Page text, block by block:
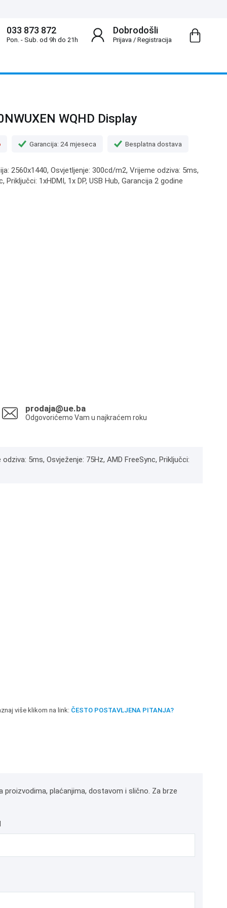
Dobrodošli
Prijava/ Registracija
033 873 872
Pon. - Sub. od 9h do 21h
WQHD Display
Garancija: 24 mjeseca Besplatna dostava
2560x1440, Osvjetljenje: 300cd/m2, Vrijeme odziva: 5ms,
Priključci: 1xHDMI, 1x DP, USB Hub, Garancija 2 godine
prodaja@ue.ba
Odgovorićemo Vam u najkraćem roku
5ms, Osvježenje: 75Hz, AMD FreeSync, Priključci:
više klikom na link: ČESTO POSTAVLJENA PITANJA?
plaćanjima, dostavom i slično. Za brze